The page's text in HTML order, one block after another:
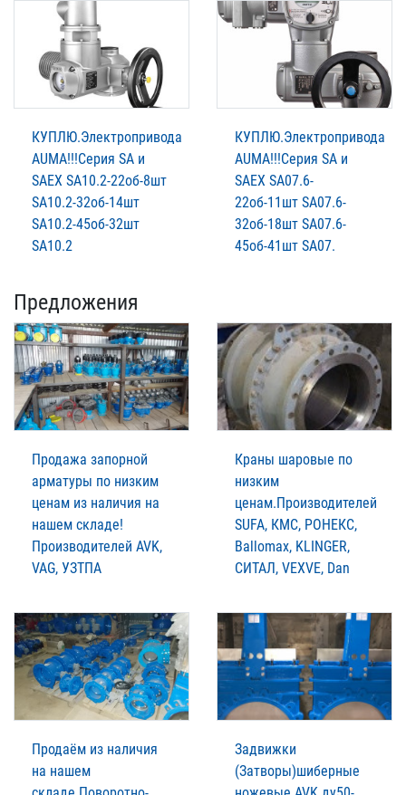
КУПЛЮ.Электропривода
AUMА!!!Серия SA и
SAЕХ SA10.2-22об-8шт
SA10.2-32об-14шт
SA10.2-45об-32шт
SA10.2
КУПЛЮ.Электропривода
AUMА!!!Серия SA и
SAЕХ SA07.6-
22об-11шт SA07.6-
32об-18шт SA07.6-
45об-41шт SA07.
Предложения
Продажа запорной
арматуры по низким
ценам из наличия на
нашем складе!
Производителей AVK,
VAG, УЗТПА
Краны шаровые по
низким
ценам.Производителей
SUFA, КМС, РОНЕКС,
Ballomax, KLINGER,
СИТАЛ, VEXVE, Dan
Продаём из наличия
на нашем
Задвижки
(Затворы)шиберные